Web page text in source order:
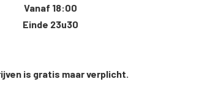
Vanaf 18:00
Einde 23u30
is gratis maar verplicht.